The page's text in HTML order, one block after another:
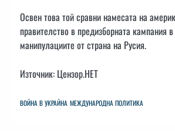
Освен това той сравни намесата на
правителство в предизборната кампания
манипулациите от страна на Русия.
Източник: Цензор.НЕТ
ВОЙНА В УКРАЙНА МЕЖДУНАРОДНА ПОЛИТИКА